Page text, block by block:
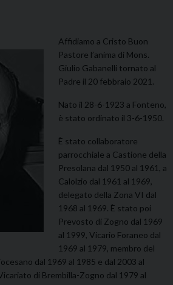
Affidiamo a Cristo Buon
Pastore l’anima di Mons.
Giulio Gabanelli tornato al
Padre il 20 febbraio 2021.
Nato il 28-6-1923 a Fonteno,
è stato ordinato il 3-6-1950.
È stato collaboratore
parrocchiale a Castione della
Presolana dal 1950 al 1961, a
Calolzio dal 1961 al 1969,
delegato della Zona VI dal
1968 al 1969. È stato poi
Prevosto di Zogno dal 1969
al 1999, Vicario Foraneo dal
1969 al 1979, membro del
dal 1969 al 1985 e dal 2003 al
di Brembilla-Zogno dal 1979 al